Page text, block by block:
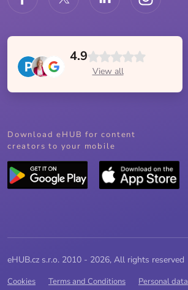
4.9
View all
Download eHUB for content
creators to your mobile
eHUB.cz s.r.o. 2010 - 2026, All rights reserved
Cookies Terms and Conditions Personal data